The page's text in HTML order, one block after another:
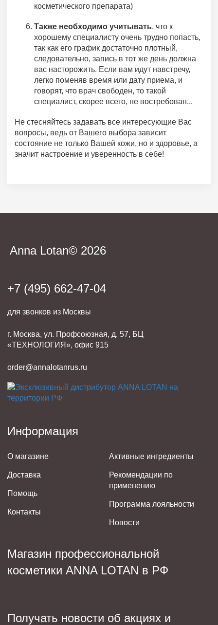
косметического препарата)
Также необходимо учитывать, что к
хорошему специалисту очень трудно попасть,
так как его график достаточно плотный,
следовательно, запись в тот же день должна
вас насторожить. Если вам идут навстречу,
легко поменяв время или дату приема, и
говорят, что врач свободен, то такой
специалист, скорее всего, не востребован...
Не стесняйтесь задавать все интересующие Вас
вопросы, ведь от Вашего выбора зависит
состояние не только Вашей кожи, но и здоровье, а
значит настроение и уверенность в себе!
Anna Lotan© 2026
+7 (495) 662-47-04
для звонков из Москвы
г. Москва, ул. Профсоюзная, д. 57, БЦ
«ТЕХНОЛОГИЯ», офис 915
order@annalotanrus.ru
Информация
О магазине
Доставка
Помощь
Контакты
Активные ингредиенты
Рекомендации по
применению
Программа лояльности
Новости
Магазин профессиональной
косметики ANNA LOTAN в РФ
Получать новости об акциях и